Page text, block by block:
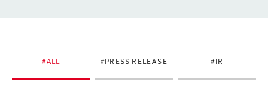
#ALL #PRESS RELEASE #IR